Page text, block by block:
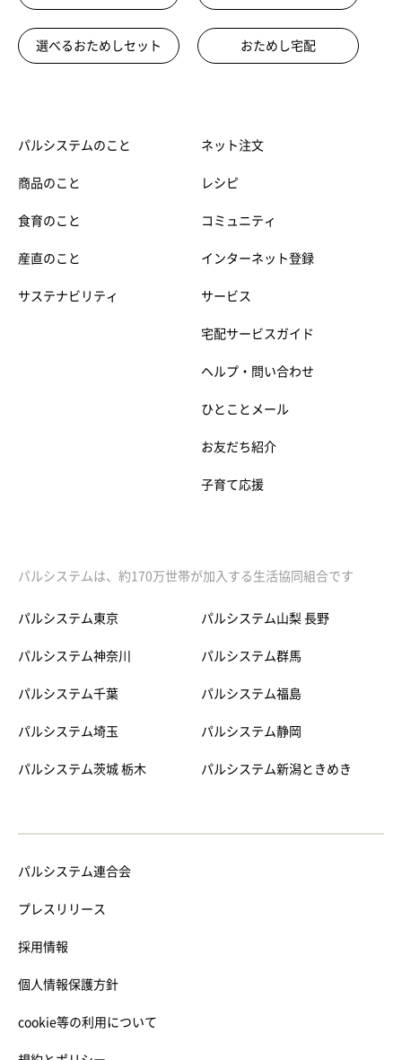
選べるおためしセット おためし宅配
パルシステムのこと
商品のこと
食育のこと
産直のこと
サステナビリティ
ネット注文
レシピ
コミュニティ
インターネット登録
サービス
宅配サービスガイド
ヘルプ・問い合わせ
ひとことメール
お友だち紹介
子育て応援
パルシステムは、約170万世帯が加入する生活協同組合です
パルシステム東京
パルシステム神奈川
パルシステム千葉
パルシステム埼玉
パルシステム茨城 栃木
パルシステム山梨 長野
パルシステム群馬
パルシステム福島
パルシステム静岡
パルシステム新潟ときめき
パルシステム連合会
プレスリリース
採用情報
個人情報保護方針
cookie等の利用について